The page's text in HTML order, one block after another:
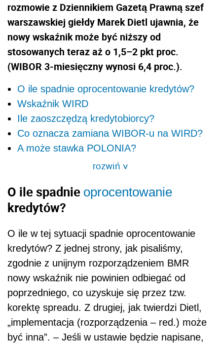
rozmowie z Dziennikiem Gazetą Prawną szef
warszawskiej giełdy Marek Dietl ujawnia, że
nowy wskaźnik może być niższy od
stosowanych teraz aż o 1,5–2 pkt proc.
(WIBOR 3-miesięczny wynosi 6,4 proc.).
O ile spadnie oprocentowanie kredytów?
Wskaźnik WIRD
Ile zaoszczędzą kredytobiorcy?
Co oznacza zamiana WIBOR-u na WIRD?
A może stawka POLONIA?
rozwiń>
O ile spadnie oprocentowanie
kredytów?
O ile w tej sytuacji spadnie oprocentowanie
kredytów? Z jednej strony, jak pisaliśmy,
zgodnie z unijnym rozporządzeniem BMR
nowy wskaźnik nie powinien odbiegać od
poprzedniego, co uzyskuje się przez tzw.
korektę spreadu. Z drugiej, jak twierdzi Dietl,
„implementacja (rozporządzenia – red.) może
być inna”. – Jeśli w ustawie będzie napisane,